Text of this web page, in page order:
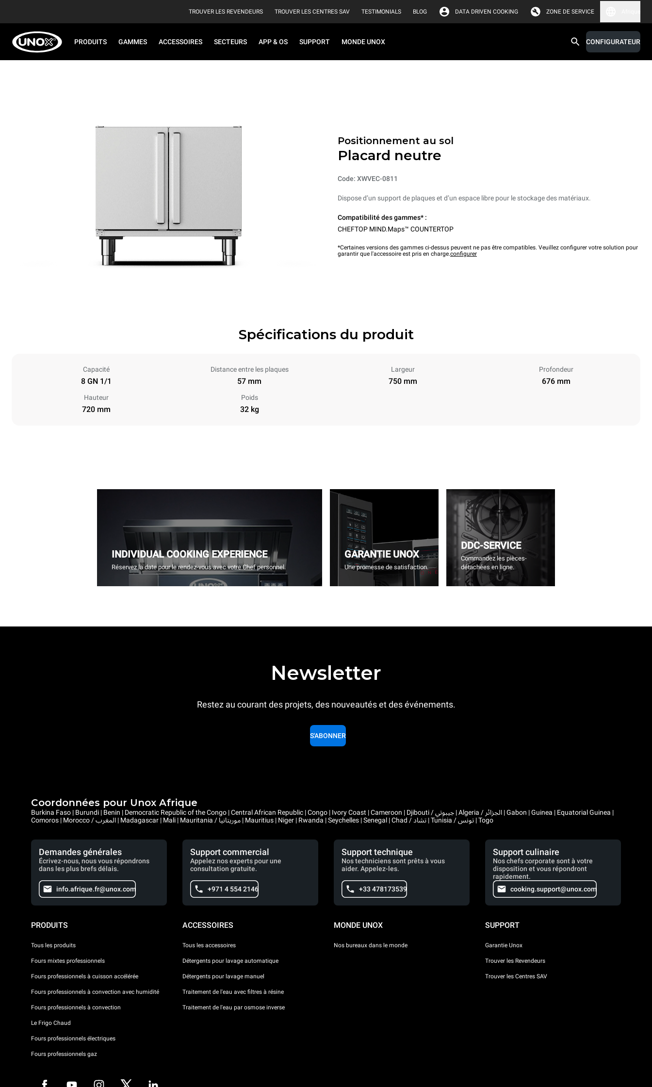
TROUVER LES REVENDEURS TROUVER LES CENTRES SAV TESTIMONIALS BLOG DATA DRIVEN COOKING ZONE DE SERVICE
PRODUITS GAMMES ACCESSOIRES SECTEURS APP & OS SUPPORT MONDE UNOX CONFIGURATEUR
Positionnement au sol
Placard neutre
Code: XWVEC-0811
Dispose d’un support de plaques et d’un espace libre pour le stockage des matériaux.
Compatibilité des gammes* :
CHEFTOP MIND.Maps™ COUNTERTOP
*Certaines versions des gammes ci-dessus peuvent ne pas être compatibles. Veuillez configurer votre solution pour
garantir que l'accessoire est pris en charge.configurer
Spécifications du produit
Capacité
8 GN 1/1
Distance entre les plaques
57 mm
Largeur
750 mm
Profondeur
676 mm
Hauteur
720 mm
Poids
32 kg
INDIVIDUAL COOKING EXPERIENCE
Réservez la date pour le rendez-vous avec votre Chef personnel.
GARANTIE UNOX
Une promesse de satisfaction.
DDC-SERVICE
Commandez les pièces-
détachées en ligne.
Newsletter
Restez au courant des projets, des nouveautés et des événements.
S'ABONNER
Coordonnées pour Unox Afrique
Burkina Faso | Burundi | Benin | Democratic Republic of the Congo | Central African Republic | Congo | Ivory Coast | Cameroon | Djibouti / جيبوتي | Algeria / الجزائر | Gabon | Guinea | Equatorial Guinea |
Comoros | Morocco / المغرب | Madagascar | Mali | Mauritania / موريتانيا | Mauritius | Niger | Rwanda | Seychelles | Senegal | Chad / تشاد | Tunisia / تونس | Togo
Demandes générales
Écrivez-nous, nous vous répondrons
dans les plus brefs délais.
info.afrique.fr@unox.com
Support commercial
Appelez nos experts pour une
consultation gratuite.
+971 4 554 2146
Support technique
Nos techniciens sont prêts à vous
aider. Appelez-les.
+33 478173539
Support culinaire
Nos chefs corporate sont à votre
disposition et vous répondront
rapidement.
cooking.support@unox.com
PRODUITS
Tous les produits
Fours mixtes professionnels
Fours professionnels à cuisson accélérée
Fours professionnels à convection avec humidité
Fours professionnels à convection
Le Frigo Chaud
Fours professionnels électriques
Fours professionnels gaz
ACCESSOIRES
Tous les accessoires
Détergents pour lavage automatique
Détergents pour lavage manuel
Traitement de l'eau avec filtres à résine
Traitement de l'eau par osmose inverse
MONDE UNOX
Nos bureaux dans le monde
SUPPORT
Garantie Unox
Trouver les Revendeurs
Trouver les Centres SAV